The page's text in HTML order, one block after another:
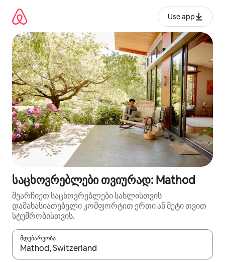
გადასვლა
Use app
საცხოვრებლები თვიურად: Mathod
შეარჩიეთ საცხოვრებლები სახლისთვის
დამახასიათებელი კომფორტით ერთი ან მეტი თვით
სტუმრობისთვის.
მდებარეობა
როცა შედეგები ხელმისაწვდომი გახდება, ნავიგაციისთვის